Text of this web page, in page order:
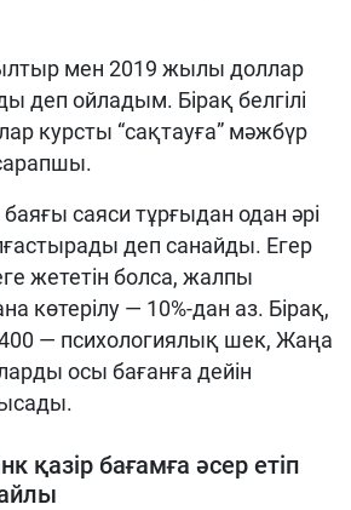
мен 2019 жылы доллар
деп ойладым. Бірақ белгілі
курсты “сақтауға” мәжбүр
баяғы саяси тұрғыдан одан әрі
деп санайды. Егер
жететін болса, жалпы
көтерілу — 10%-дан аз. Бірақ,
— психологиялық шек, Жаңа
осы бағанға дейін
қазір бағамға әсер етіп